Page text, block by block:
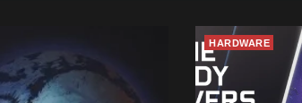
HARDWARE